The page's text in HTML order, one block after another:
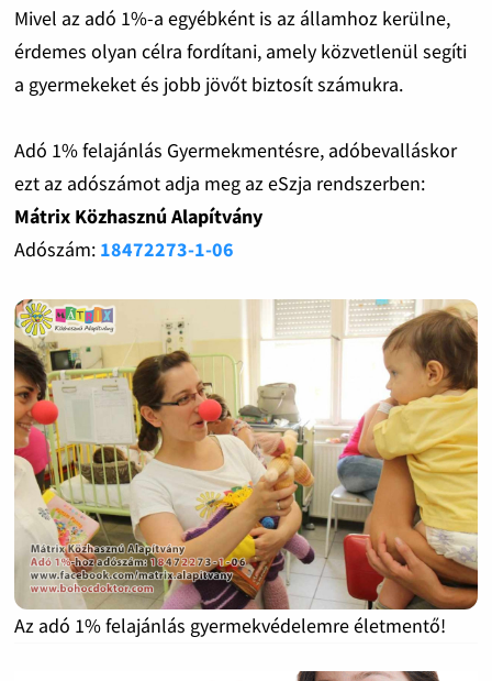
Mivel az adó 1%-a egyébként is az államhoz kerülne,
érdemes olyan célra fordítani, amely közvetlenül segíti
a gyermekeket és jobb jövőt biztosít számukra.
Adó 1% felajánlás Gyermekmentésre, adóbevalláskor
ezt az adószámot adja meg az eSzja rendszerben:
Mátrix Közhasznú Alapítvány
Adószám: 18472273-1-06
Az adó 1% felajánlás gyermekvédelemre életmentő!